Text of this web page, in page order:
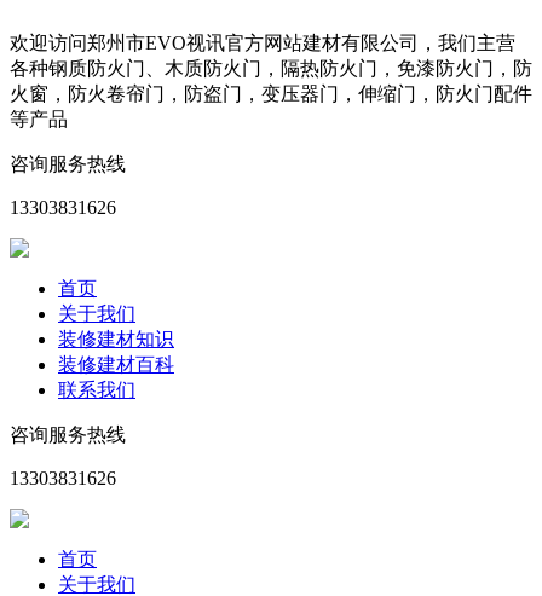
欢迎访问郑州市EVO视讯官方网站建材有限公司，我们主营
各种钢质防火门、木质防火门，隔热防火门，免漆防火门，防
火窗，防火卷帘门，防盗门，变压器门，伸缩门，防火门配件
等产品
咨询服务热线
13303831626
首页
关于我们
装修建材知识
装修建材百科
联系我们
咨询服务热线
13303831626
首页
关于我们